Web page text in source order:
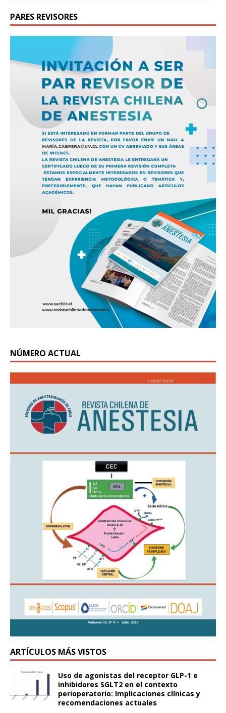
PARES REVISORES
NÚMERO ACTUAL
ARTÍCULOS MÁS VISTOS
Uso de agonistas del receptor GLP-1 e
inhibidores SGLT2 en el contexto
perioperatorio: Implicaciones clínicas y
recomendaciones actuales